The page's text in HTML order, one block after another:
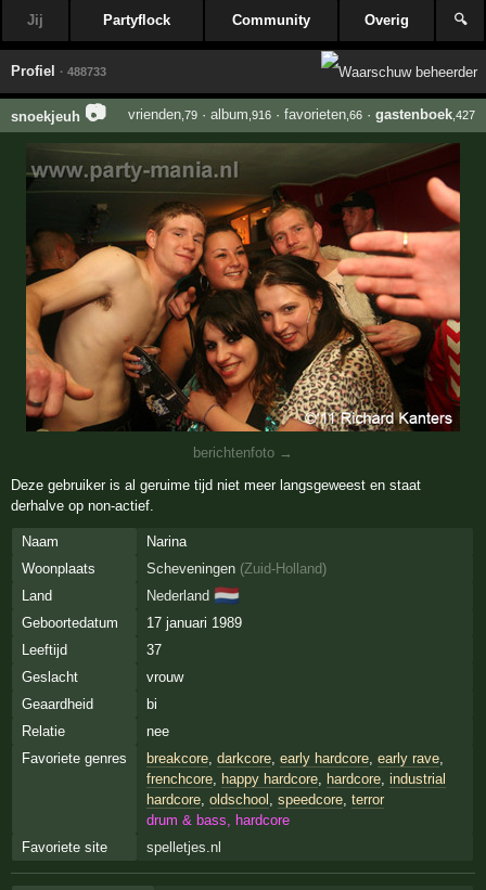
Jij Partyflock Community Overig 🔍
Profiel · 488733
snoekjeuh 📷 vrienden,79· album ,916· favorieten,66· gastenboek,427
berichtenfoto →
Deze gebruiker is al geruime tijd niet meer langsgeweest en staat
derhalve op non-actief.
Naam
Narina
Woonplaats
Scheveningen (Zuid-Holland)
Land
Nederland 🇳🇱
Geboortedatum
17 januari 1989
Leeftijd
37
Geslacht
vrouw
Geaardheid
bi
Relatie
nee
Favoriete genres
breakcore, darkcore, early hardcore, early rave,
frenchcore, happy hardcore, hardcore, industrial
hardcore, oldschool speedcore, terror
drum & bass, hardcore
Favoriete site
spelletjes.nl